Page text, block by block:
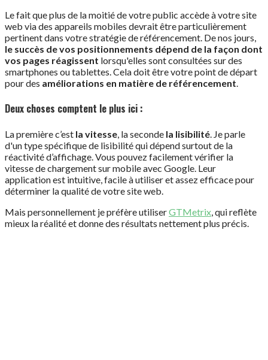
Le fait que plus de la moitié de votre public accède à votre site
web via des appareils mobiles devrait être particulièrement
pertinent dans votre stratégie de référencement. De nos jours,
le succès de vos positionnements dépend de la façon dont
vos pages réagissent lorsqu'elles sont consultées sur des
smartphones ou tablettes. Cela doit être votre point de départ
pour des améliorations en matière de référencement.
Deux choses comptent le plus ici :
La première c’est la vitesse, la seconde la lisibilité. Je parle
d'un type spécifique de lisibilité qui dépend surtout de la
réactivité d’affichage. Vous pouvez facilement vérifier la
vitesse de chargement sur mobile avec Google. Leur
application est intuitive, facile à utiliser et assez efficace pour
déterminer la qualité de votre site web.
Mais personnellement je préfère utiliserGTMetrix, qui reflète
mieux la réalité et donne des résultats nettement plus précis.